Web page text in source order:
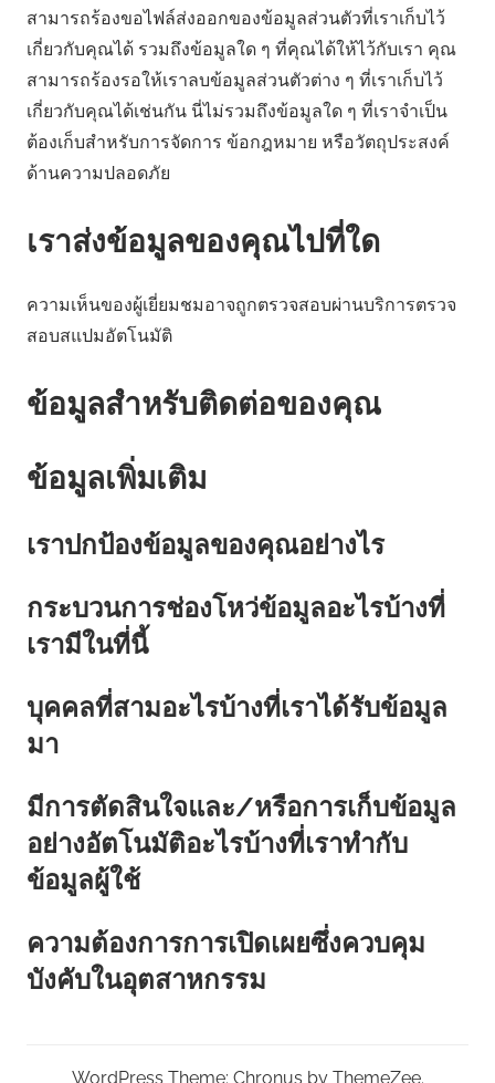
สามารถร้องขอไฟล์ส่งออกของข้อมูลส่วนตัวที่เราเก็บไว้
เกี่ยวกับคุณได้ รวมถึงข้อมูลใด ๆ ที่คุณได้ให้ไว้กับเรา คุณ
สามารถร้องรอให้เราลบข้อมูลส่วนตัวต่าง ๆ ที่เราเก็บไว้
เกี่ยวกับคุณได้เช่นกัน นี่ไม่รวมถึงข้อมูลใด ๆ ที่เราจำเป็น
ต้องเก็บสำหรับการจัดการ ข้อกฎหมาย หรือวัตถุประสงค์
ด้านความปลอดภัย
เราส่งข้อมูลของคุณไปที่ใด
ความเห็นของผู้เยี่ยมชมอาจถูกตรวจสอบผ่านบริการตรวจ
สอบสแปมอัตโนมัติ
ข้อมูลสำหรับติดต่อของคุณ
ข้อมูลเพิ่มเติม
เราปกป้องข้อมูลของคุณอย่างไร
กระบวนการช่องโหว่ข้อมูลอะไรบ้างที่
เรามีในที่นี้
บุคคลที่สามอะไรบ้างที่เราได้รับข้อมูล
มา
มีการตัดสินใจและ/หรือการเก็บข้อมูล
อย่างอัตโนมัติอะไรบ้างที่เราทำกับ
ข้อมูลผู้ใช้
ความต้องการการเปิดเผยซึ่งควบคุม
บังคับในอุตสาหกรรม
WordPress Theme: Chronus by ThemeZee.